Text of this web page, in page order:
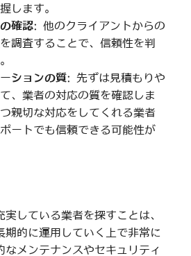
します。
確認: 他のクライアントからの
調査することで、信頼性を判
ションの質: 先ずは見積もりや
、業者の対応の質を確認しま
親切な対応をしてくれる業者
ートでも信頼できる可能性が
している業者を探すことは、
期的に運用していく上で非常に
なメンテナンスやセキュリティ